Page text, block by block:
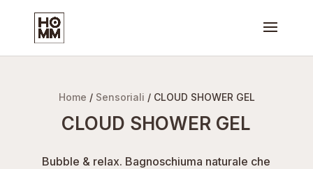
Home / Sensoriali / CLOUD SHOWER GEL
CLOUD SHOWER GEL
Bubble & relax. Bagnoschiuma naturale che